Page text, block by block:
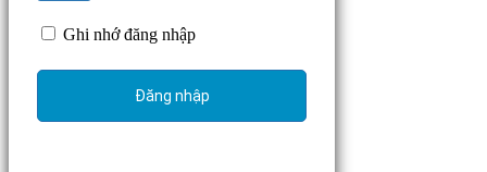
Ghi nhớ đăng nhập